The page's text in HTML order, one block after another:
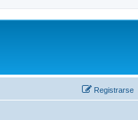
Registrarse